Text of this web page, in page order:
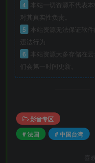
4
本站一切资源不代表
对其真实性负责。
5
本站资源无法保证软
违法行为
6
本站资源大多存储在
们会第一时间更新。
影音专区
# 法国
# 中国台湾